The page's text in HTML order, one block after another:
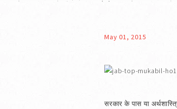
May 01, 2015
सरकार के पास या